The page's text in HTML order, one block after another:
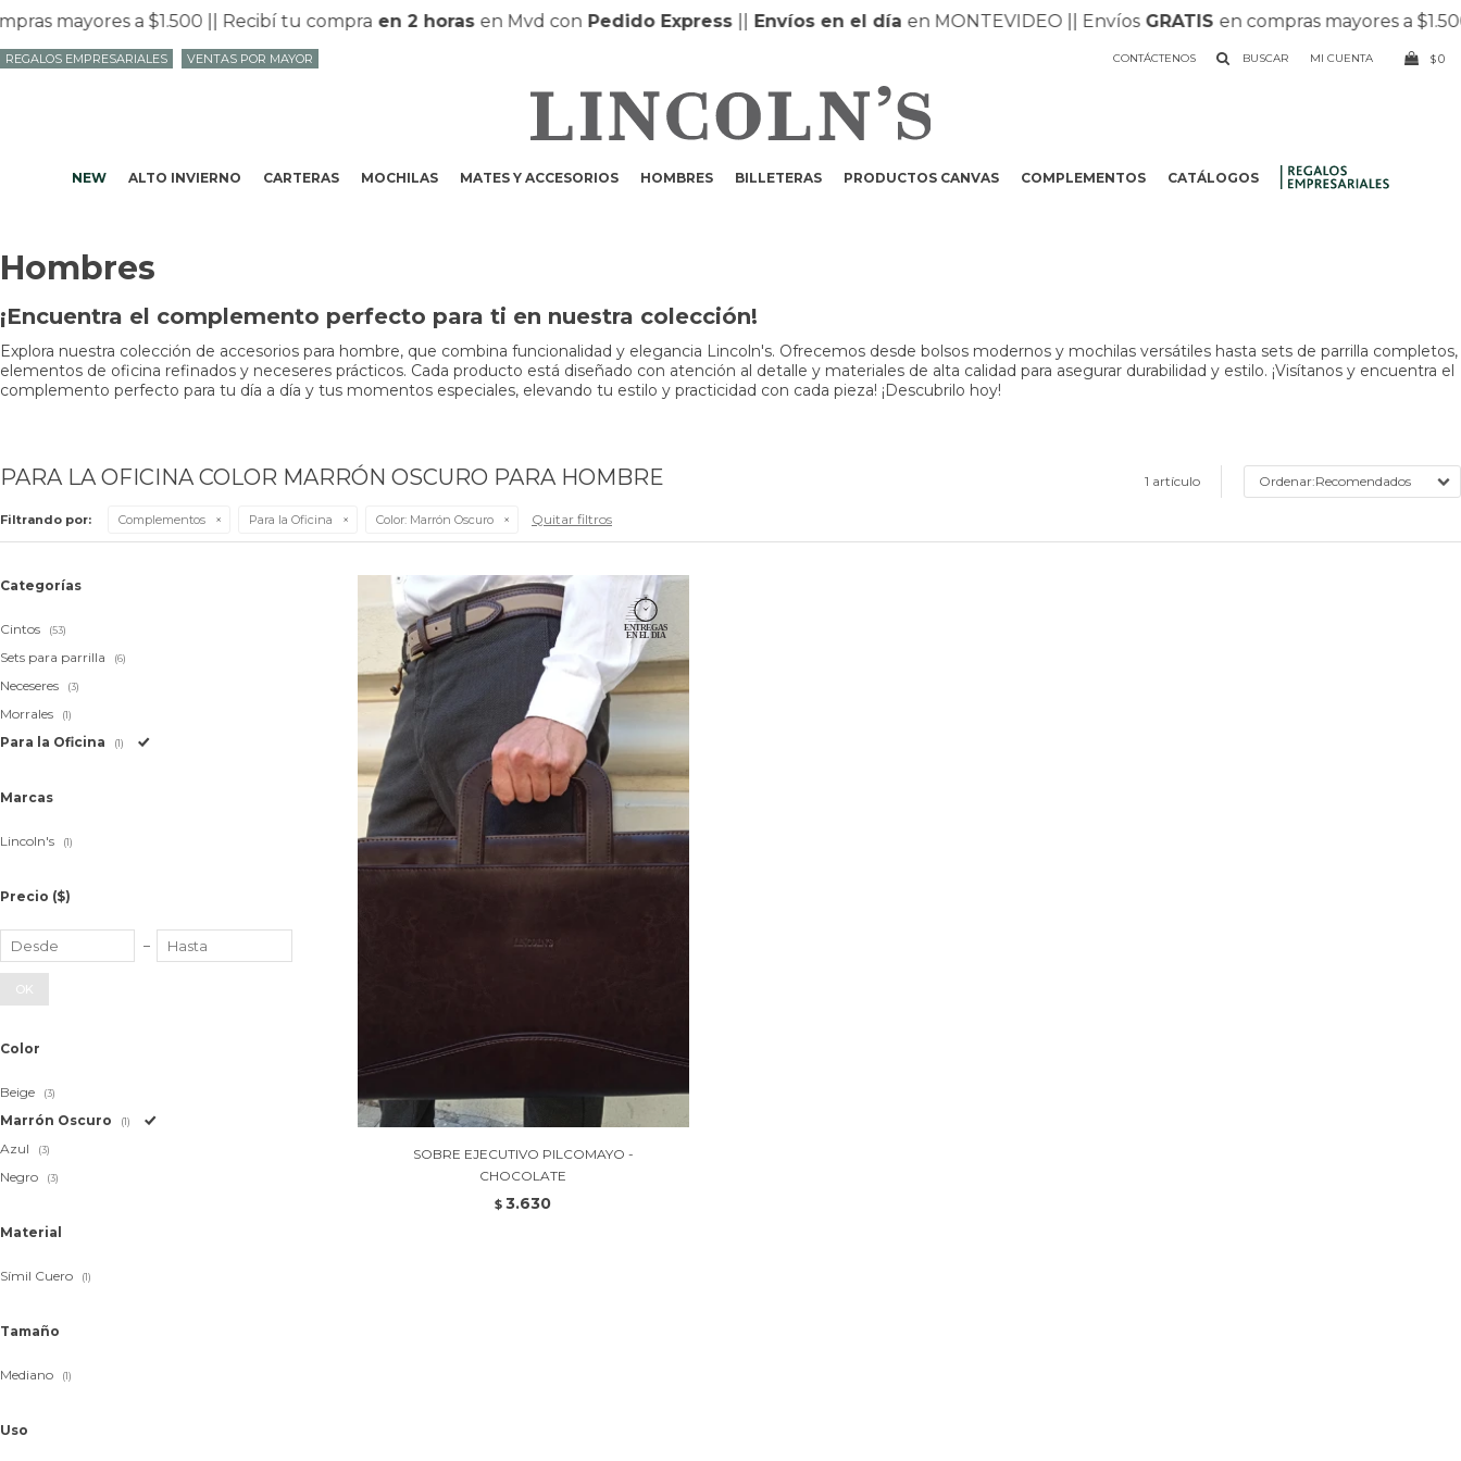
mayores a $1.500 || Recibí tu compraen 2 horasen Mvd conPedido Express||Envíos en el díaen MONTEVIDEO || EnvíosGRATISen compras mayores a $1.500 |
NEW ALTO INVIERNO CARTERAS MOCHILAS MATES Y ACCESORIOS HOMBRES BILLETERAS PRODUCTOS CANVAS COMPLEMENTOS CATÁLOGOS
CONTÁCTENOS $0
REGALOS EMPRESARIALES VENTAS POR MAYOR
Hombres
¡Encuentra el complemento perfecto para ti en nuestra colección!
Explora nuestra colección de accesorios para hombre, que combina funcionalidad y elegancia Lincoln's. Ofrecemos desde bolsos modernos y mochilas versátiles hasta sets de parrilla completos,
elementos de oficina refinados y neceseres prácticos. Cada producto está diseñado con atención al detalle y materiales de alta calidad para asegurar durabilidad y estilo. ¡Visítanos y encuentra el
complemento perfecto para tu día a día y tus momentos especiales, elevando tu estilo y practicidad con cada pieza! ¡Descubrilo hoy!
PARA LA OFICINA COLOR MARRÓN OSCURO PARA HOMBRE 1 artículo Recomendados
Filtrando por: Complementos Para la Oficina Color: Marrón Oscuro Quitar filtros
SOBRE EJECUTIVO PILCOMAYO -
CHOCOLATE
$ 3.630
Categorías
Cintos (53)
Sets para parrilla (6)
Neceseres (3)
Morrales (1)
Para la Oficina (1)
Marcas
Lincoln's (1)
Precio ($)
OK
Color
Beige (3)
Marrón Oscuro (1)
Azul (3)
Negro (3)
Material
Símil Cuero (1)
Tamaño
Mediano (1)
Uso